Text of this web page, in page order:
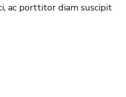
ac porttitor diam suscipit